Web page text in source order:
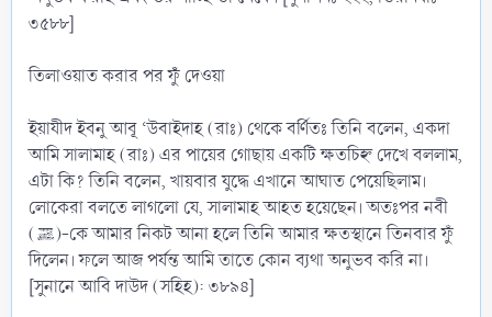
৩৫৮৮]
তিলাওয়াত করার পর ফুঁঁ দেওয়া
ইয়াযীদ ইবনু আবূ ‘উবাইদাহ (রাঃ) থেকে বর্ণিতঃ তিনি বলেন, একদা
আমি সালামাহ (রাঃ) এর পায়ের গোছায় একটি ক্ষতচিহ্ন দেখে বললাম,
এটা কি? তিনি বলেন, খায়বার যুদ্ধে এখানে আঘাত পেয়েছিলাম।
লোকেরা বলতে লাগলো যে, সালামাহ আহত হয়েছেন। অতঃপর নবী
(ﷺ)-কে আমার নিকট আনা হলে তিনি আমার ক্ষতস্থানে তিনবার ফুঁ
দিলেন। ফলে আজ পর্যন্ত আমি তাতে কোন ব্যথা অনুভব করি না।
[সুনানে আবি দাউদ (সহিহ): ৩৮৯৪]